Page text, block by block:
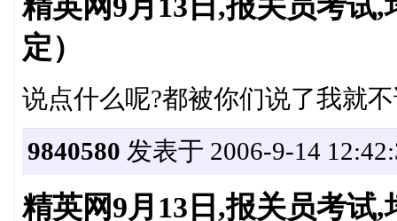
定）
说点什么呢?都被你们说了我就
9840580 发表于 2006-9-14
精英网9月13日,报关员考试